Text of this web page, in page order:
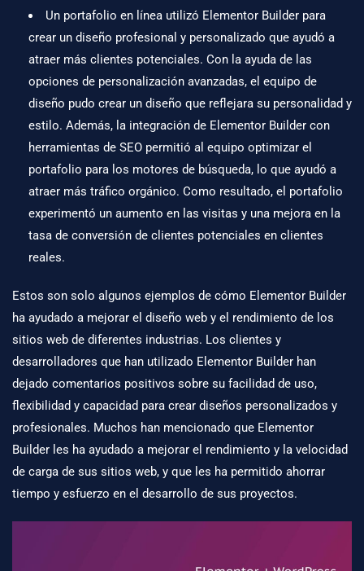
Un portafolio en línea utilizó Elementor Builder para
crear un diseño profesional y personalizado que ayudó a
atraer más clientes potenciales. Con la ayuda de las
opciones de personalización avanzadas, el equipo de
diseño pudo crear un diseño que reflejara su personalidad y
estilo. Además, la integración de Elementor Builder con
herramientas de SEO permitió al equipo optimizar el
portafolio para los motores de búsqueda, lo que ayudó a
atraer más tráfico orgánico. Como resultado, el portafolio
experimentó un aumento en las visitas y una mejora en la
tasa de conversión de clientes potenciales en clientes
reales.
Estos son solo algunos ejemplos de cómo Elementor Builder
ha ayudado a mejorar el diseño web y el rendimiento de los
sitios web de diferentes industrias. Los clientes y
desarrolladores que han utilizado Elementor Builder han
dejado comentarios positivos sobre su facilidad de uso,
flexibilidad y capacidad para crear diseños personalizados y
profesionales. Muchos han mencionado que Elementor
Builder les ha ayudado a mejorar el rendimiento y la velocidad
de carga de sus sitios web, y que les ha permitido ahorrar
tiempo y esfuerzo en el desarrollo de sus proyectos.